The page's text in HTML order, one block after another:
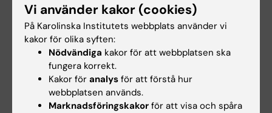
aktivt deltagande i obligatoriska delar samt att
lärandemålen är uppfyllda.
Student som ej är godkänd efter ordinarie
examinationstillfälle har rätt att delta vid
ytterligare fem examinationstillfällen. Om
studenten genomfört sex underkända
Vi använder kakor (cookies)
På Karolinska Institutets webbplats använder vi
kakor för olika syften:
Nödvändiga kakor för att webbplatsen ska
fungera korrekt.
Kakor för analys för att förstå hur
webbplatsen används.
Marknadsföringskakor för att visa och spåra